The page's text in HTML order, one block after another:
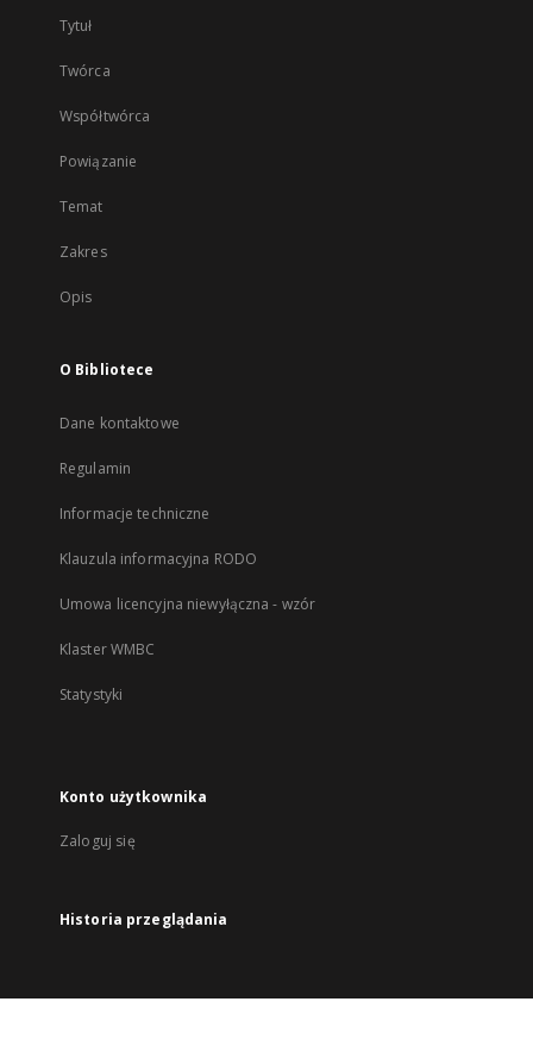
Tytuł
Twórca
Współtwórca
Powiązanie
Temat
Zakres
Opis
O Bibliotece
Dane kontaktowe
Regulamin
Informacje techniczne
Klauzula informacyjna RODO
Umowa licencyjna niewyłączna - wzór
Klaster WMBC
Statystyki
Konto użytkownika
Zaloguj się
Historia przeglądania